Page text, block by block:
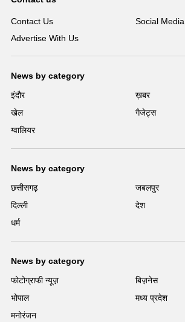
Contact Us
Social Media
Advertise With Us
News by category
इंदौर
ख़बर
खेल
गैजेट्स
ग्वालियर
News by category
छत्तीसगढ़
जबलपुर
दिल्ली
देश
धर्म
News by category
फोटोग्राफी न्यूज़
बिज़नेस
भोपाल
मध्य प्रदेश
मनोरंजन